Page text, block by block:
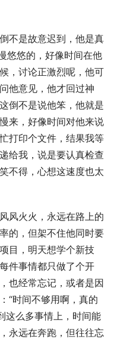
不是故意迟到，他是真
悠悠的，好像时间在他
，讨论正激烈呢，他可
他意见，他才回过神
倒不是说他笨，他就是
来，好像时间对他来说
打印个文件，结果我等
给我，说是要认真检查
不得，心想这速度也太
风火火，永远在路上的
的，但架不住他同时要
目，明天想学个新技
件事情都只做了个开
也经常忘记，或者是因
“时间不够用啊，真的
这么多事情上，时间能
永远在奔跑，但往往忘